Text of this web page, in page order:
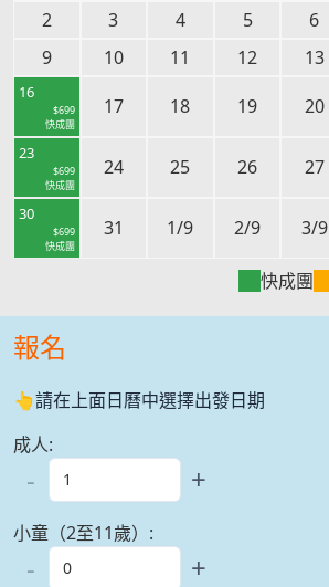
2
3 4 5 6
9
10 11 12 13
16
$699
快成團
17 18 19 20
23
$699
快成團
24 25 26 27
30
$699
快成團
31 1/9 2/9 3/9
快成團
報名
👆請在上面日曆中選擇出發日期
成人:
- +
小童（2至11歲） :
- +